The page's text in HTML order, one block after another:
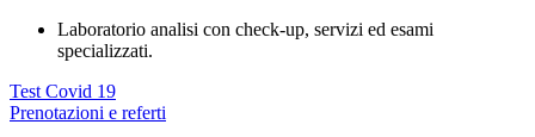
Laboratorio analisi con check-up, servizi ed esami
specializzati.
Test Covid 19
Prenotazioni e referti